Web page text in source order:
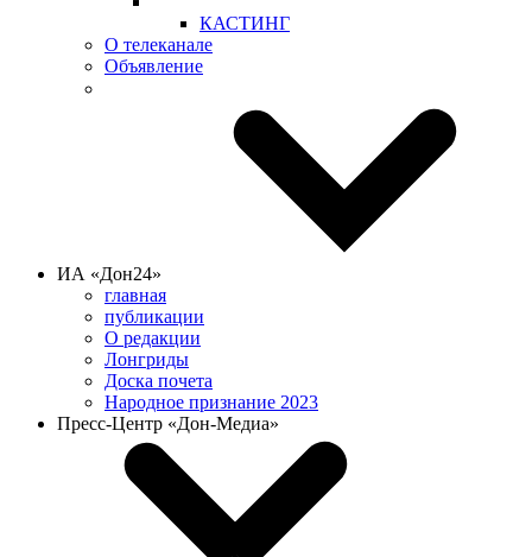
КАСТИНГ
О телеканале
Объявление
ИА «Дон24»
главная
публикации
О редакции
Лонгриды
Доска почета
Народное признание 2023
Пресс-Центр «Дон-Медиа»